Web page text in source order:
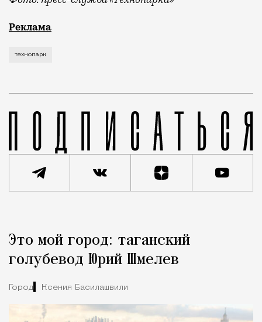
Рекламные кампании техники редко выходят за
Реклама
технопарк
Город
Это мой город: таганский
голубевод Юрий Шмелев
Город Ксения Басилашвили